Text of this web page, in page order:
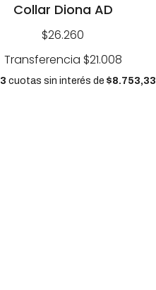
Collar Diona AD
$26.260
Transferencia $21.008
3 cuotas sin interés de $8.753,33